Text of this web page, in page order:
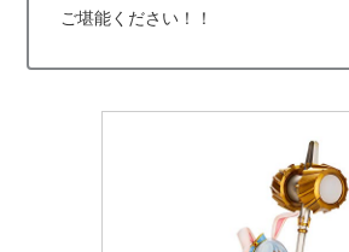
ご堪能ください！！